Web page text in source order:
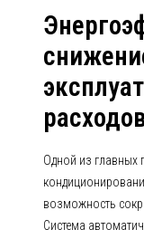
Одной из главных
возможность
Система